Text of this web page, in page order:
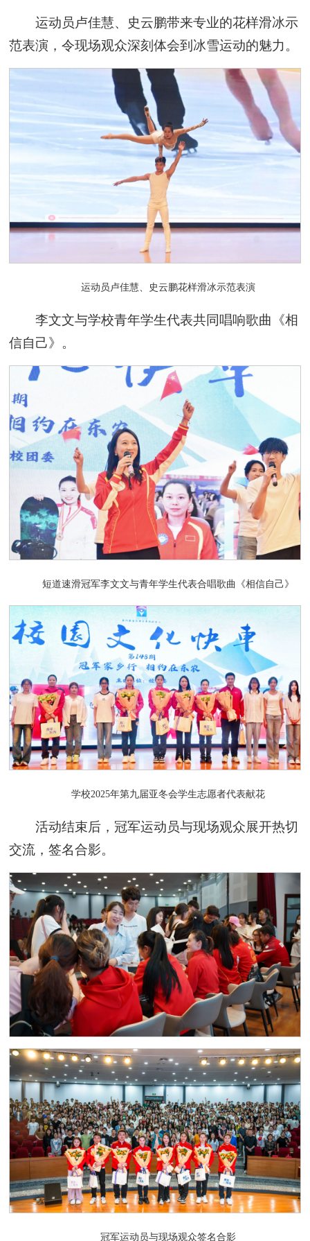
运动员卢佳慧、史云鹏带来专业的花样滑冰示
范表演，令现场观众深刻体会到冰雪运动的魅力。
运动员卢佳慧、史云鹏花样滑冰示范表演
李文文与学校青年学生代表共同唱响歌曲《相
信自己》。
短道速滑冠军李文文与青年学生代表合唱歌曲《相信自己》
学校2025年第九届亚冬会学生志愿者代表献花
活动结束后，冠军运动员与现场观众展开热切
交流，签名合影。
冠军运动员与现场观众签名合影